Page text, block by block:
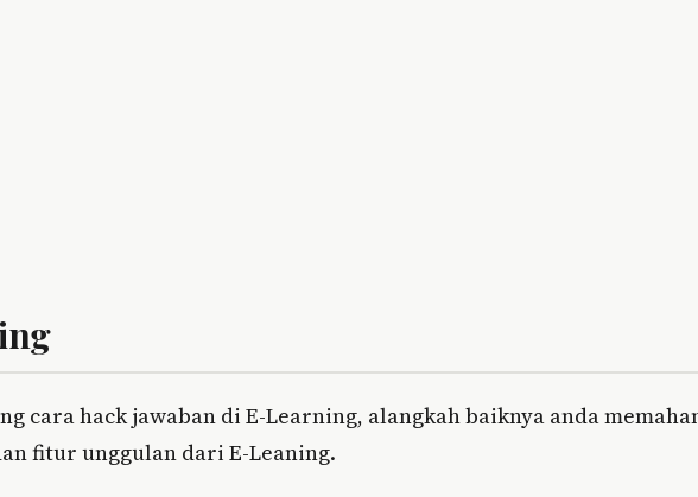
cara hack jawaban di E-Learning, alangkah baiknya anda
fitur unggulan dari E-Leaning.